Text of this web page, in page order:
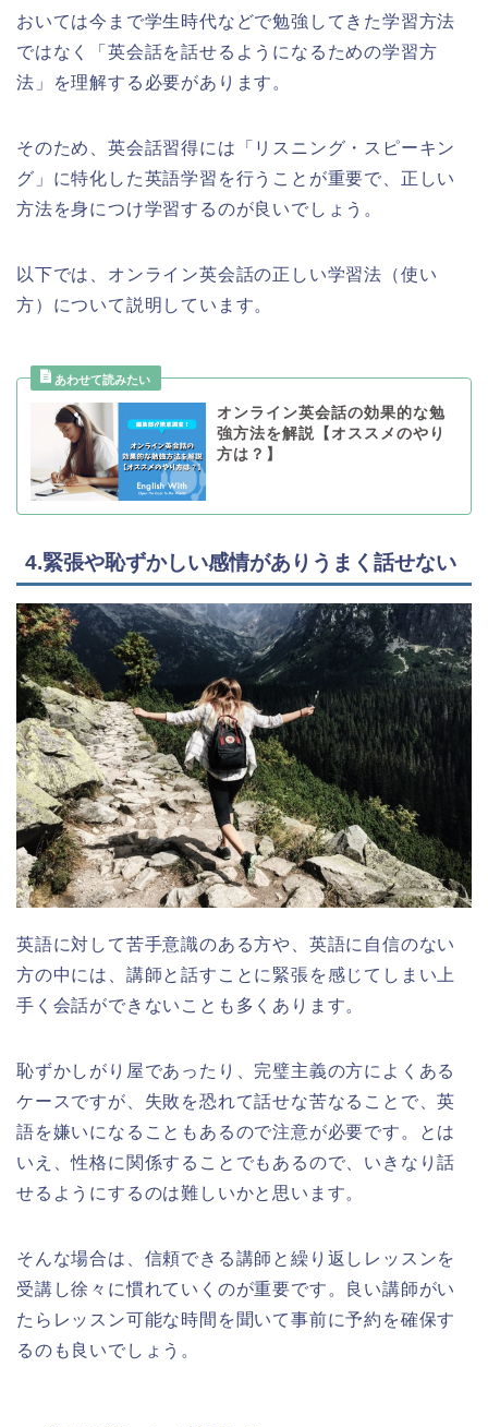
おいては今まで学生時代などで勉強してきた学習方法
ではなく「英会話を話せるようになるための学習方
法」を理解する必要があります。
そのため、英会話習得には「リスニング・スピーキン
グ」に特化した英語学習を行うことが重要で、正しい
方法を身につけ学習するのが良いでしょう。
以下では、オンライン英会話の正しい学習法（使い
方）について説明しています。
オンライン英会話の効果的な勉
強方法を解説【オススメのやり
方は？】
4.緊張や恥ずかしい感情がありうまく話せない
英語に対して苦手意識のある方や、英語に自信のない
方の中には、講師と話すことに緊張を感じてしまい上
手く会話ができないことも多くあります。
恥ずかしがり屋であったり、完璧主義の方によくある
ケースですが、失敗を恐れて話せな苦なることで、英
語を嫌いになることもあるので注意が必要です。とは
いえ、性格に関係することでもあるので、いきなり話
せるようにするのは難しいかと思います。
そんな場合は、信頼できる講師と繰り返しレッスンを
受講し徐々に慣れていくのが重要です。良い講師がい
たらレッスン可能な時間を聞いて事前に予約を確保す
るのも良いでしょう。